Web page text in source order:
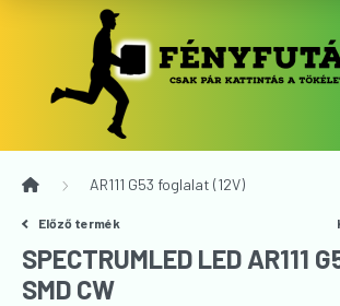
AR111 G53 foglalat (12V)
Előző termék
SPECTRUMLED LED AR111
SMD CW